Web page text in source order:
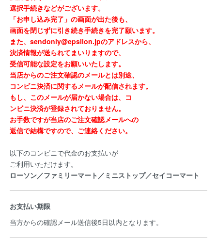
選択手続きなどがございます。
「お申し込み完了」の画面が出た後も、
画面を閉じずに引き続き手続きを完了願います。
また、sendonly@epsilon.jpのアドレスから、
決済情報が送られてまいりますので、
受信可能な設定をお願いいたします。
当店からのご注文確認のメールとは別途、
コンビニ決済に関するメールが配信されます。
もし、このメールが届かない場合は、コ
ンビニ決済が登録されておりません。
お手数ですが当店のご注文確認メールへの
返信で結構ですので、ご連絡ください。
以下のコンビニで代金のお支払いが
ご利用いただけます。
ローソン／ファミリーマート／ミニストップ／セイコーマート
お支払い期限
当方からの確認メール送信後5日以内となります。